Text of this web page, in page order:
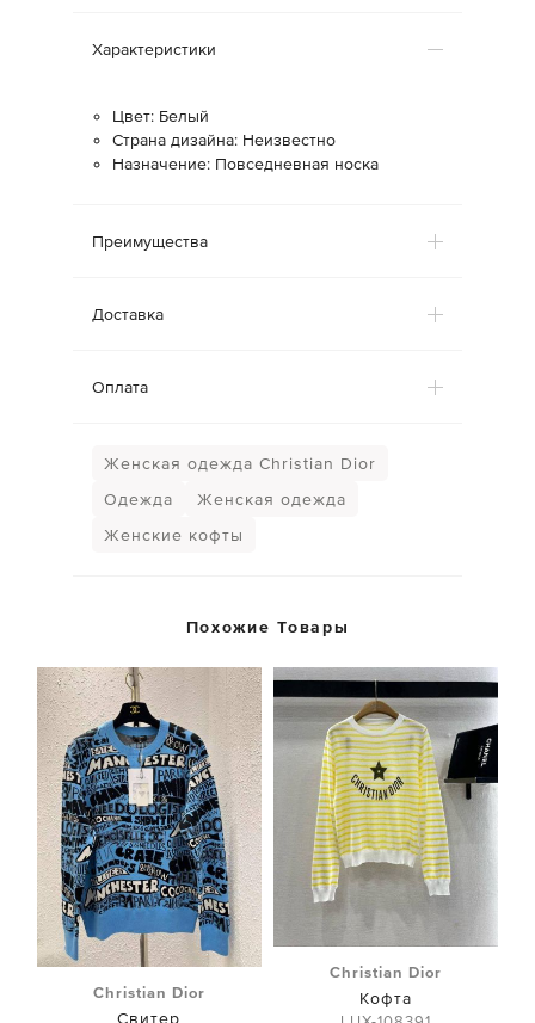
Характеристики
Цвет: Белый
Страна дизайна: Неизвестно
Назначение: Повседневная носка
Преимущества
Доставка
Оплата
Женская одежда Christian Dior
Одежда
Женская одежда
Женские кофты
Похожие Товары
Christian Dior
Свитер
Christian Dior
Кофта